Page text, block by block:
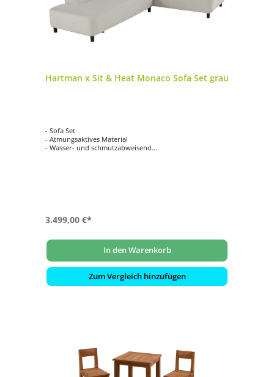
Hartman x Sit & Heat Monaco Sofa Set grau
- Sofa Set
- Atmungsaktives Material
- Wasser- und schmutzabweisend
3.499,00 €*
In den Warenkorb
Zum Vergleich hinzufügen